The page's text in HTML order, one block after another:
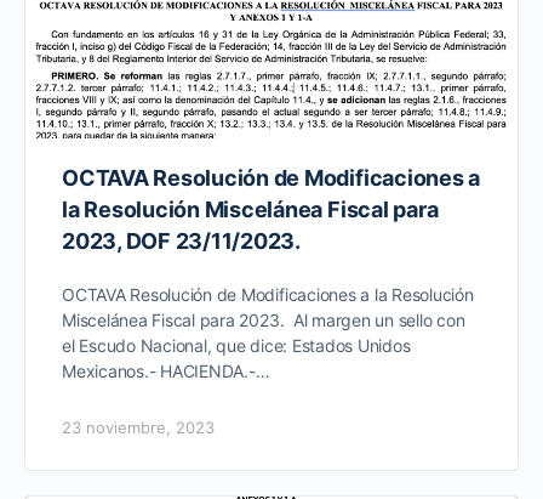
OCTAVA Resolución de Modificaciones a
la Resolución Miscelánea Fiscal para
2023, DOF 23/11/2023.
OCTAVA Resolución de Modificaciones a la Resolución
Miscelánea Fiscal para 2023. Al margen un sello con
el Escudo Nacional, que dice: Estados Unidos
Mexicanos.- HACIENDA.-…
23 noviembre, 2023